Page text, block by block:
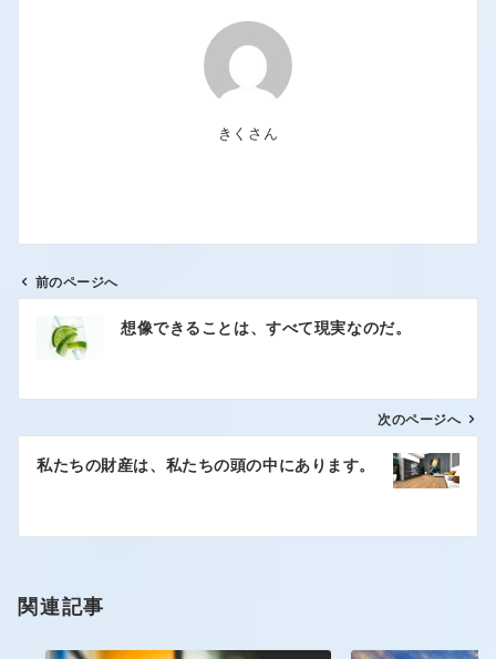
きくさん
前のページへ
想像できることは、すべて現実なのだ。
次のページへ
私たちの財産は、私たちの頭の中にあります。
関連記事